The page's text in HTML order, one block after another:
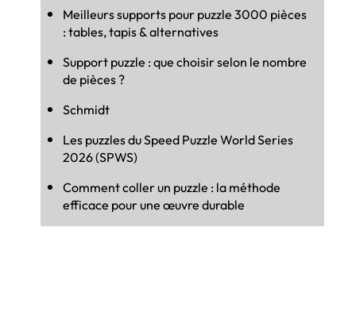
Meilleurs supports pour puzzle 3000 pièces
: tables, tapis & alternatives
Support puzzle : que choisir selon le nombre
de pièces ?
Schmidt
Les puzzles du Speed Puzzle World Series
2026 (SPWS)
Comment coller un puzzle : la méthode
efficace pour une œuvre durable